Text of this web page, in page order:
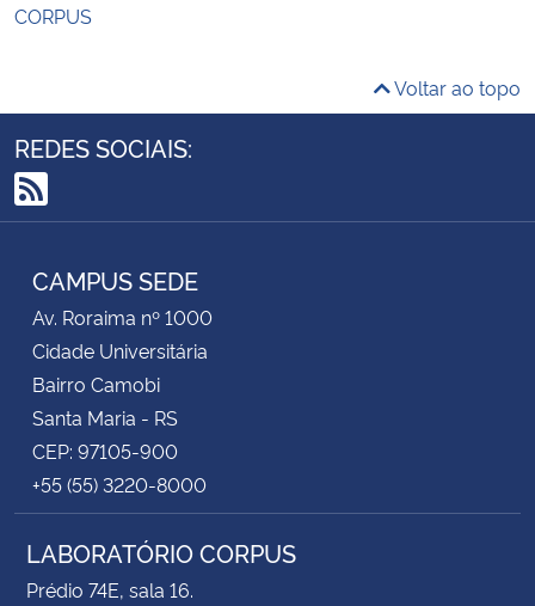
CORPUS
Voltar ao topo
REDES SOCIAIS:
RSS
CAMPUS SEDE
Av. Roraima nº 1000
Cidade Universitária
Bairro Camobi
Santa Maria - RS
CEP: 97105-900
+55 (55) 3220-8000
LABORATÓRIO CORPUS
Prédio 74E, sala 16.